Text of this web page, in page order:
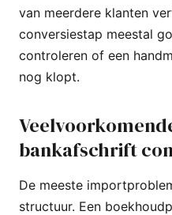
van meerdere klanten
conversiestap meestal
controleren of een
nog klopt.
bankafschrift
De meeste
structuur. Een